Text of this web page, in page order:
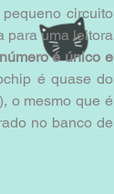
circuito
para uma leitora
é único e
é quase do
o mesmo que é
no banco de